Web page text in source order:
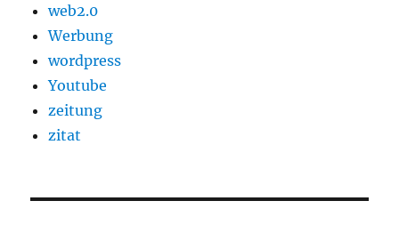
web2.0
Werbung
wordpress
Youtube
zeitung
zitat